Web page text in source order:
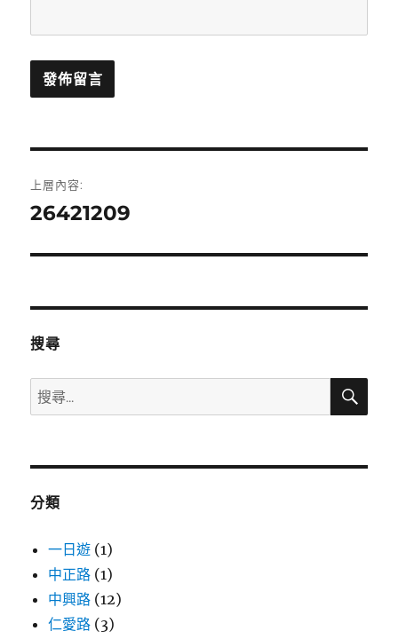
章
上層內容:
26421209
搜尋
搜
尋
鍵
搜
分類
一日遊 (1)
中正路 (1)
中興路 (12)
仁愛路 (3)